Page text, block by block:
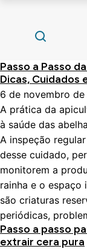
Passo a Passo
Dicas, Cuidados
Indispensáveis
6 de novembro
A prática da
à saúde das
A inspeção
desse cuidado,
monitorem a
rainha e o espaço
são criaturas
periódicas,
Passo a passo
extrair cera pura